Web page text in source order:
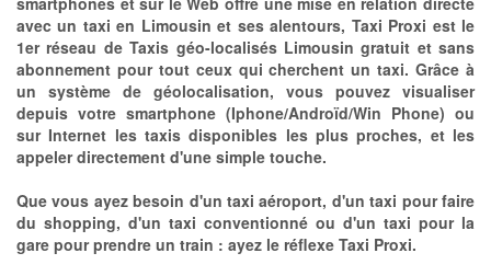
avec un taxi en Limousin et ses alentours, Taxi Proxi est le
1er réseau de Taxis géo-localisés Limousin gratuit et sans
abonnement pour tout ceux qui cherchent un taxi. Grâce à
un système de géolocalisation, vous pouvez visualiser
depuis votre smartphone (Iphone/Androïd/Win Phone) ou
sur Internet les taxis disponibles les plus proches, et les
appeler directement d'une simple touche.
Que vous ayez besoin d'un taxi aéroport, d'un taxi pour faire
du shopping, d'un taxi conventionné ou d'un taxi pour la
gare pour prendre un train : ayez le réflexe Taxi Proxi.